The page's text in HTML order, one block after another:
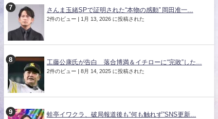
さんま玉緒SPで証明された“本物の感動” 岡田准一...
2件のビュー 1月 13, 2026 に投稿された
工藤公康氏が告白 落合博満＆イチローに“完敗”した...
2件のビュー 8月 14, 2025 に投稿された
蛙亭イワクラ、破局報道後も“何も触れず”SNS更新...